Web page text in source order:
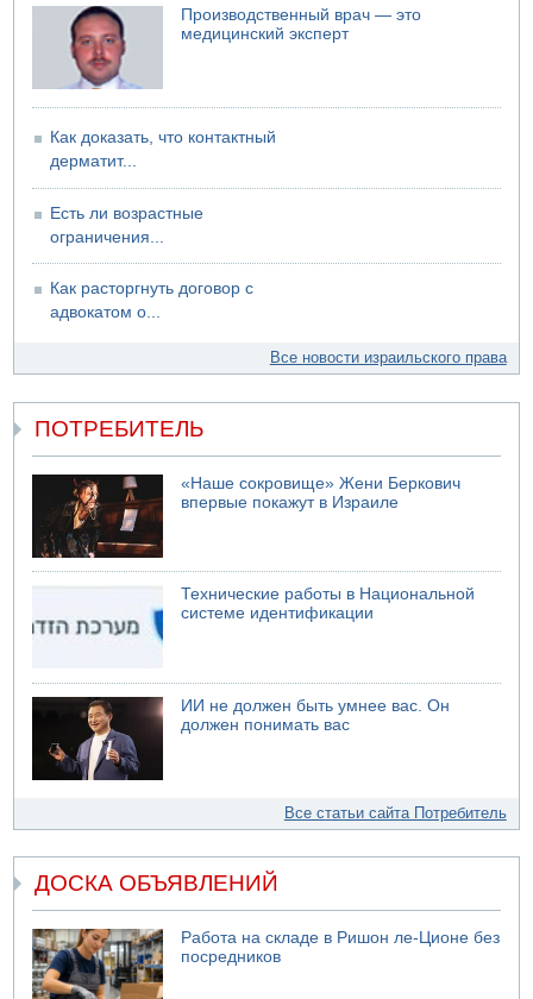
В больнице "Шамир" борются за жизнь забытого в
закрытой машине пятилетнего ребенка
09.08.2026 13:38
NYT: Хизбалла переживает самый серьезный
09.08.2026 13:29
Трагедия в Мексике: четырехлетний израильский
ребенок утонул, упав в бассейн
09.08.2026 08:30
Авиакомпания Air Canada вновь отсрочила
возвращение в Израиль
08.08.2026 14:43
Тело мужчины обнаружено сегодня на открытой
местности недалеко от Реховота
Производственный врач — это
медицинский эксперт
Как доказать, что контактный
дерматит...
Есть ли возрастные
ограничения...
Как расторгнуть договор с
адвокатом о...
Все новости израильского права
ПОТРЕБИТЕЛЬ
«Наше сокровище» Жени Беркович
впервые покажут в Израиле
Технические работы в Национальной
системе идентификации
ИИ не должен быть умнее вас. Он
должен понимать вас
Все статьи сайта Потребитель
ДОСКА ОБЪЯВЛЕНИЙ
Работа на складе в Ришон ле-Ционе без
посредников